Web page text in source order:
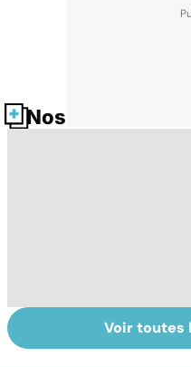
Nos fiches santé
L'anosmie,
l'odorat en moins
Voir toutes